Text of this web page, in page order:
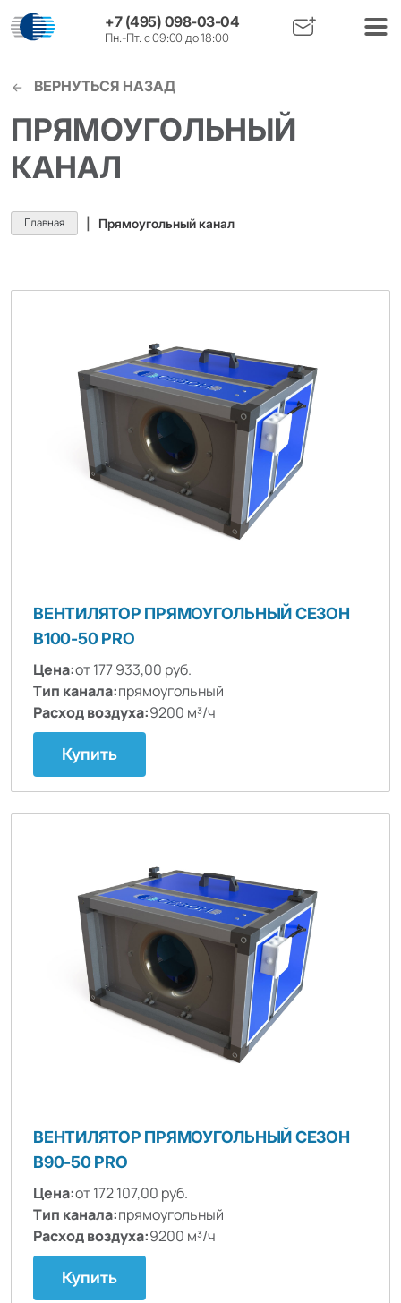
+7 (495) 098-03-04
Пн.-Пт. с 09:00 до 18:00
ВЕРНУТЬСЯ НАЗАД
ПРЯМОУГОЛЬНЫЙ
КАНАЛ
Главная Прямоугольный канал
ВЕНТИЛЯТОР ПРЯМОУГОЛЬНЫЙ СЕЗОН
B100-50 PRO
Цена:от 177 933,00 руб.
Тип канала:прямоугольный
Расход воздуха:9200 м³/ч
Купить
ВЕНТИЛЯТОР ПРЯМОУГОЛЬНЫЙ СЕЗОН
B90-50 PRO
Цена:от 172 107,00 руб.
Тип канала:прямоугольный
Расход воздуха:9200 м³/ч
Купить